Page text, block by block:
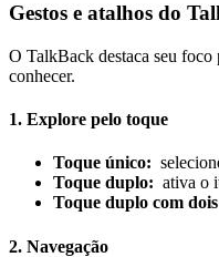
Gestos e atalhos do
O TalkBack destaca seu foco
conhecer.
1. Explore pelo toque
Toque único:
Toque duplo: ativa o
Toque duplo com
2. Navegação